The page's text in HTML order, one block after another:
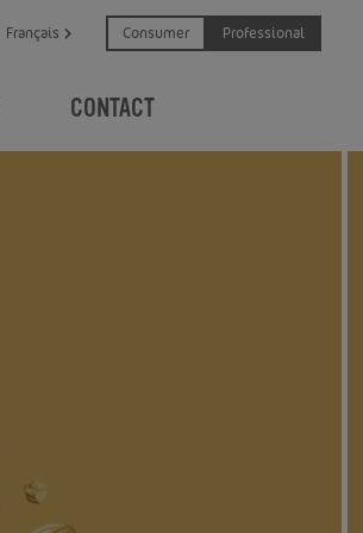
Français Professional
Consumer
CONTACT